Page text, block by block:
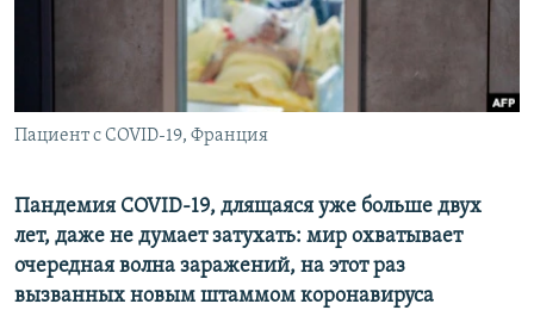
КРЫМ.НЕПОКОРЕННЫЙ
УКРАИНСКАЯ ПРОБЛЕМА КРЫМА
Все сайты RFE/RL
Пациент с COVID-19, Франция
Пандемия COVID-19, длящаяся уже больше двух
лет, даже не думает затухать: мир охватывает
очередная волна заражений, на этот раз
вызванных новым штаммом коронавируса